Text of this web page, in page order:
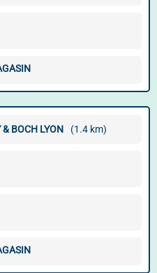
BOCH LYON (1.4 km)